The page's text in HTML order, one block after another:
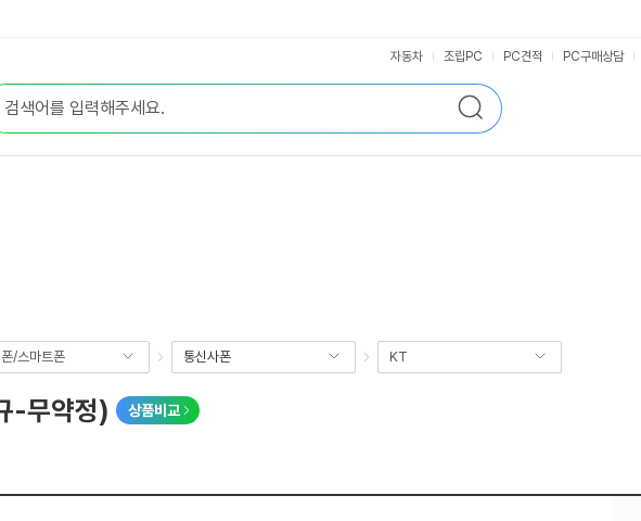
검
색
자동차 조립PC PC견적 PC구매상담
/스마트폰 통신사폰 KT
-무약정) 상품비교